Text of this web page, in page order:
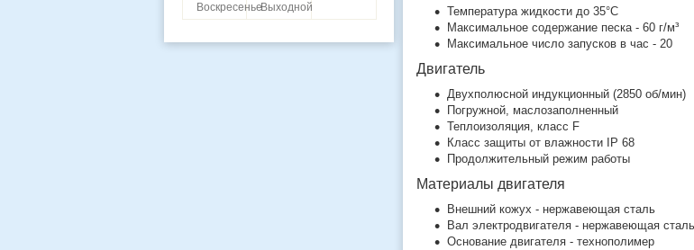
Температура жидкости до 35°C
Максимальное содержание песка - 60 г/м³
Максимальное число запусков в час - 20
Двигатель
Двухполюсной индукционный (2850 об/мин)
Погружной, маслозаполненный
Теплоизоляция, класс F
Класс защиты от влажности IP 68
Продолжительный режим работы
Материалы двигателя
Внешний кожух - нержавеющая сталь
Вал электродвигателя - нержавеющая сталь
Основание двигателя - технополимер
ВоскресеньеВыходной